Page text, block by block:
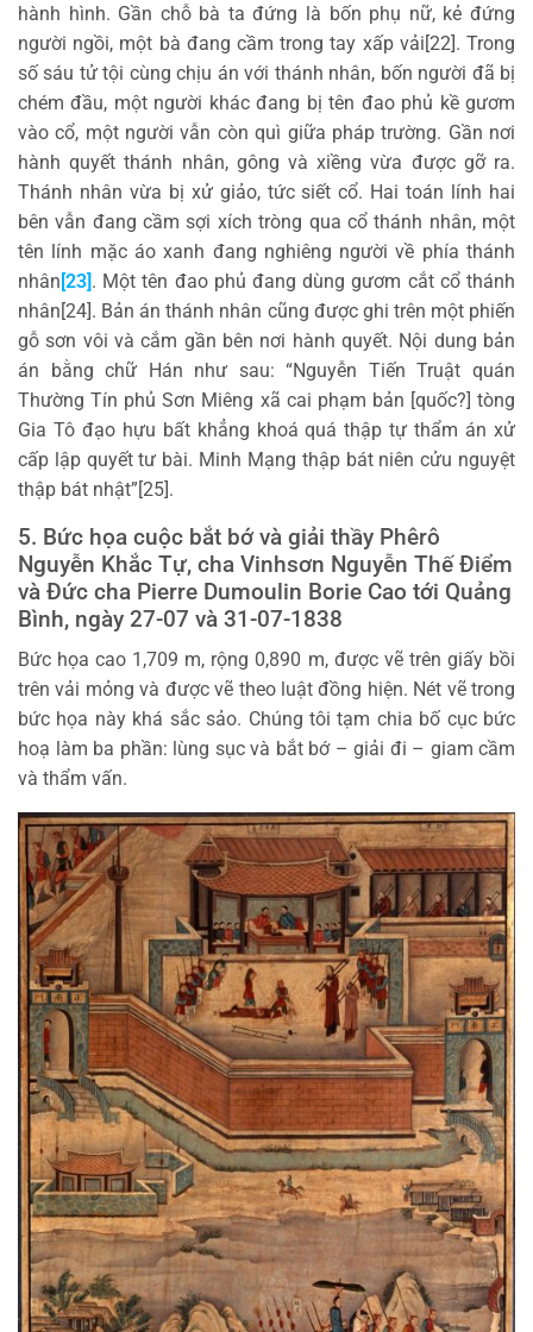
hành hình. Gần chỗ bà ta đứng là bốn phụ nữ, kẻ đứng
người ngồi, một bà đang cầm trong tay xấp vải[22]. Trong
số sáu tử tội cùng chịu án với thánh nhân, bốn người đã bị
chém đầu, một người khác đang bị tên đao phủ kề gươm
vào cổ, một người vẫn còn quì giữa pháp trường. Gần nơi
hành quyết thánh nhân, gông và xiềng vừa được gỡ ra.
Thánh nhân vừa bị xử giảo, tức siết cổ. Hai toán lính hai
bên vẫn đang cầm sợi xích tròng qua cổ thánh nhân, một
tên lính mặc áo xanh đang nghiêng người về phía thánh
nhân [23]. Một tên đao phủ đang dùng gươm cắt cổ thánh
nhân[24]. Bản án thánh nhân cũng được ghi trên một phiến
gỗ sơn vôi và cắm gần bên nơi hành quyết. Nội dung bản
án bằng chữ Hán như sau: “Nguyễn Tiến Truật quán
Thường Tín phủ Sơn Miêng xã cai phạm bản [quốc?] tòng
Gia Tô đạo hựu bất khẳng khoá quá thập tự thẩm án xử
cấp lập quyết tư bài. Minh Mạng thập bát niên cửu nguyệt
thập bát nhật”[25].
5. Bức họa cuộc bắt bớ và giải thầy Phêrô
Nguyễn Khắc Tự, cha Vinhsơn Nguyễn Thế Điểm
và Đức cha Pierre Dumoulin Borie Cao tới Quảng
Bình, ngày 27-07 và 31-07-1838
Bức họa cao 1,709 m, rộng 0,890 m, được vẽ trên giấy bồi
trên vải mỏng và được vẽ theo luật đồng hiện. Nét vẽ trong
bức họa này khá sắc sảo. Chúng tôi tạm chia bố cục bức
hoạ làm ba phần: lùng sục và bắt bớ – giải đi – giam cầm
và thẩm vấn.